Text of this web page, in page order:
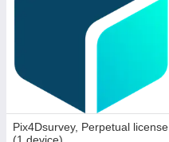
Pix4Dsurvey, Perpetual license